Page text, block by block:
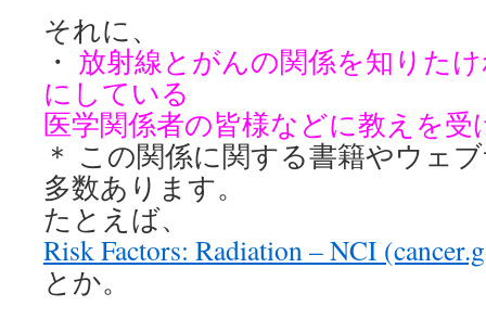
それに、
・ 放射線とがんの関係を知りた
にしている
医学関係者の皆様などに教えを
＊ この関係に関する書籍やウェ
多数あります。
たとえば、
Risk Factors: Radiation – NCI
とか。